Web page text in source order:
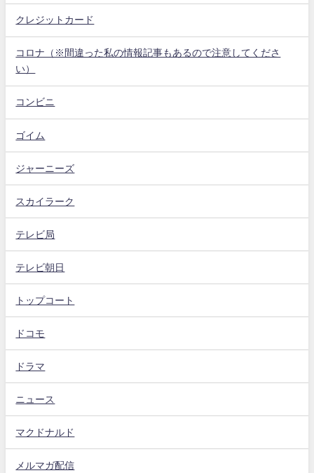
クレジットカード
コロナ（※間違った私の情報記事もあるので注意してくださ
い）
コンビニ
ゴイム
ジャーニーズ
スカイラーク
テレビ局
テレビ朝日
トップコート
ドコモ
ドラマ
ニュース
マクドナルド
メルマガ配信